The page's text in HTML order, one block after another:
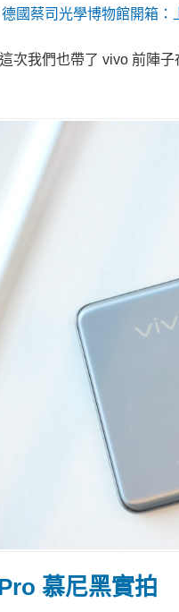
德國蔡司光學博物館開箱：
次我們也帶了 vivo 前陣
慕尼黑實拍